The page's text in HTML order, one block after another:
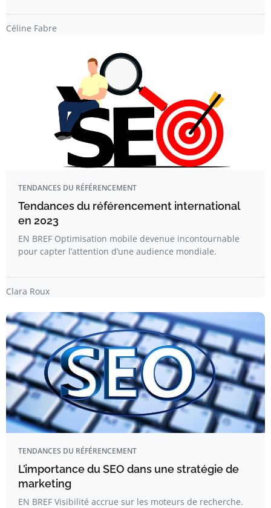
Céline Fabre
TENDANCES DU RÉFÉRENCEMENT
Tendances du référencement international
en 2023
EN BREF Optimisation mobile devenue incontournable
pour capter l’attention d’une audience mondiale.
Clara Roux
TENDANCES DU RÉFÉRENCEMENT
L’importance du SEO dans une stratégie de
marketing
EN BREF Visibilité accrue sur les moteurs de recherche.